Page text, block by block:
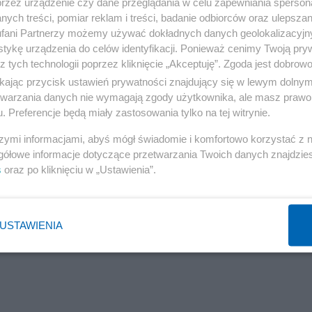
nie interesowało funkcjonariuszy, którzy
nie podoba się im to, co robię w Niemczech.
Kubisa.
nadal nie wniosła aktu oskarżenia. "Sąd w
a rewizja nieadekwatna do sytuacji" –
treści, pomiar reklam i treści, badanie odbiorców oraz
Partnerzy możemy używać dokładnych danych
urządzenia do celów identyfikacji. Ponieważ cenimy Twoją
tych technologii poprzez kliknięcie „Akceptuję”. Zgoda jest
przycisk ustawień prywatności znajdujący się w lewym
danych nie wymagają zgody użytkownika, ale masz
Preferencje będą miały zastosowania tylko na tej witrynie.
informacjami, abyś mógł świadomie i komfortowo korzystać z
informacje dotyczące przetwarzania Twoich danych
oraz po kliknięciu w „Ustawienia”.
USTAWIENIA